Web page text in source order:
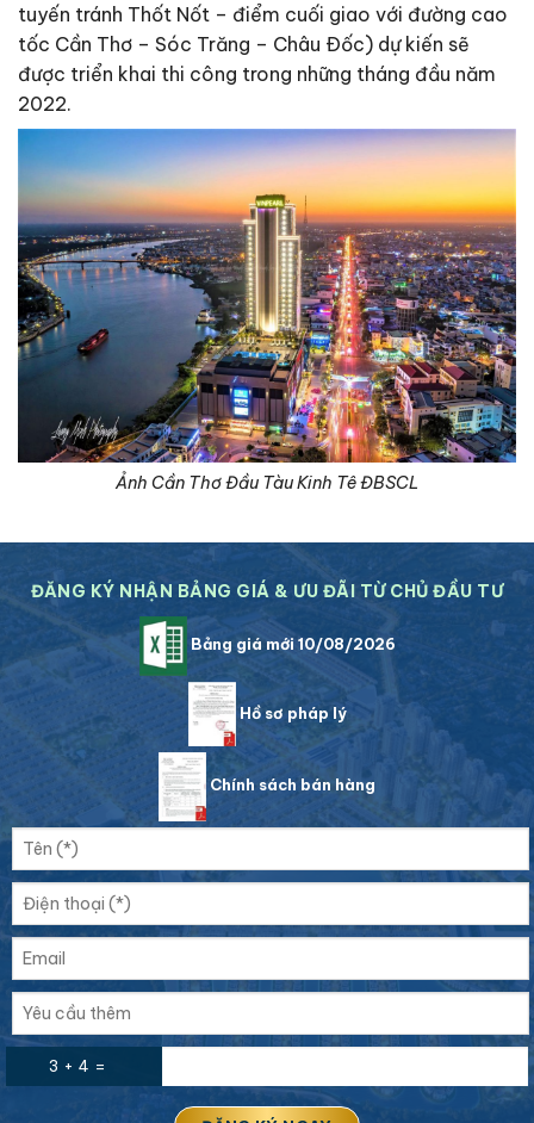
tuyến tránh Thốt Nốt – điểm cuối giao với đường cao
tốc Cần Thơ – Sóc Trăng – Châu Ðốc) dự kiến sẽ
được triển khai thi công trong những tháng đầu năm
2022.
Ảnh Cần Thơ Đầu Tàu Kinh Tê ĐBSCL
ĐĂNG KÝ NHẬN BẢNG GIÁ & ƯU ĐÃI TỪ CHỦ ĐẦU TƯ
Bảng giá mới 10/08/2026
Hồ sơ pháp lý
Chính sách bán hàng
3 + 4 =